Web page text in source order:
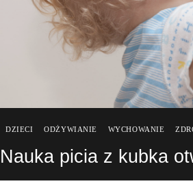
DZIECI ODŻYWIANIE WYCHOWANIE
Nauka picia z kubka